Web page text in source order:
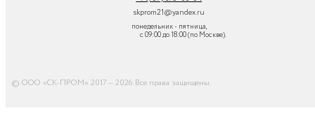
skprom21@yandex.ru
понедельник - пятница,
с 09:00 до 18:00 (по Москве).
© ООО «СК-ПРОМ» 2017 — 2026. Все права защищены